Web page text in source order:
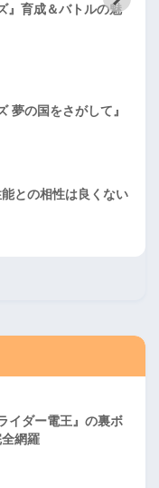
』育成＆バトルの魅
夢の国をさがして』
との相性は良くない
イダー電王』の裏ボ
網羅